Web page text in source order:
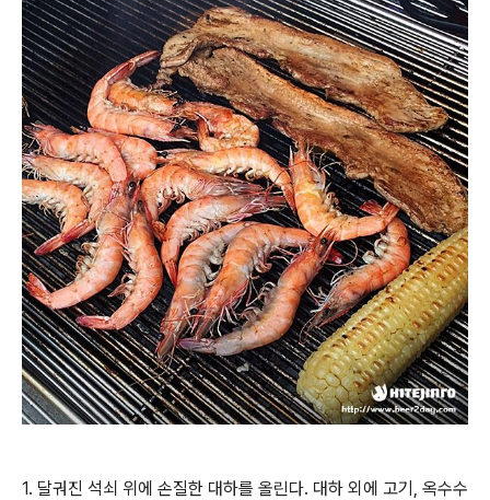
1. 달궈진 석쇠 위에 손질한 대하를 올린다. 대하 외에 고기, 옥수수